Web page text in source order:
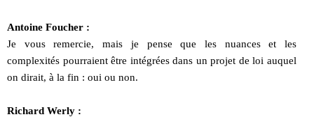
Antoine Foucher :
Je vous remercie, mais je pense que les nuances et les
complexités pourraient être intégrées dans un projet de loi auquel
on dirait, à la fin : oui ou non.
Richard Werly :